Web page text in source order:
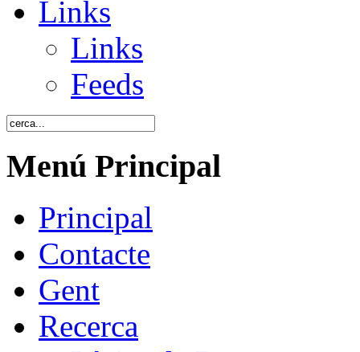
Links
Links
Feeds
Menú Principal
Principal
Contacte
Gent
Recerca